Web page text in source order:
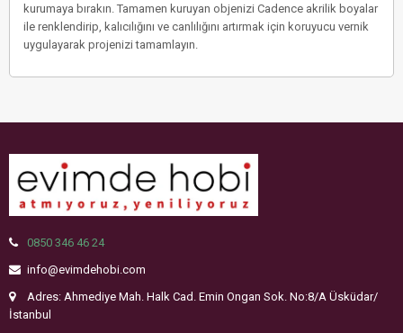
kurumaya bırakın. Tamamen kuruyan objenizi Cadence akrilik boyalar
ile renklendirip, kalıcılığını ve canlılığını artırmak için koruyucu vernik
uygulayarak projenizi tamamlayın.
0850 346 46 24
info@evimdehobi.com
Adres: Ahmediye Mah. Halk Cad. Emin Ongan Sok. No:8/A Üsküdar/
İstanbul